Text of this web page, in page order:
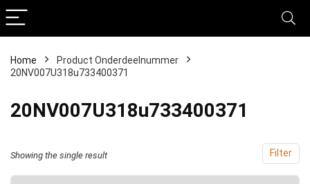
Home Product Onderdeelnummer
20NV007U318u733400371
‎20NV007U318u733400371
Filter
Showing the single result